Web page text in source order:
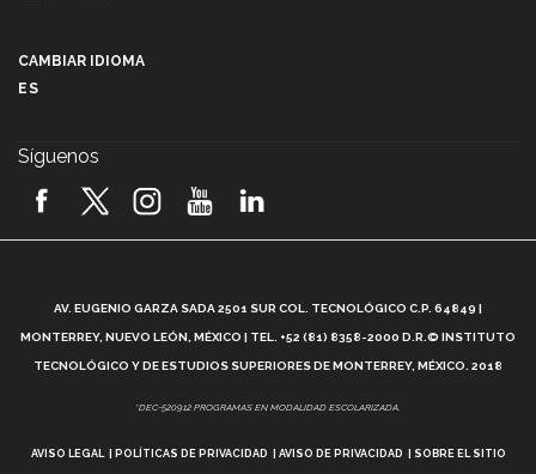
2026! (video)
¿Cómo es el Modelo Educativo Tec? (video)
Vida Tec: Feminismo e Inteligencia Artificial, Paola
CAMBIAR IDIOMA
ES
Síguenos
AV. EUGENIO GARZA SADA 2501 SUR COL. TECNOLÓGICO C.P. 64849 |
MONTERREY, NUEVO LEÓN, MÉXICO | TEL. +52 (81) 8358-2000 D.R.© INSTITUTO
TECNOLÓGICO Y DE ESTUDIOS SUPERIORES DE MONTERREY, MÉXICO. 2018
*DEC-520912 PROGRAMAS EN MODALIDAD ESCOLARIZADA.
AVISO LEGAL POLÍTICAS DE PRIVACIDAD AVISO DE PRIVACIDAD SOBRE EL SITIO